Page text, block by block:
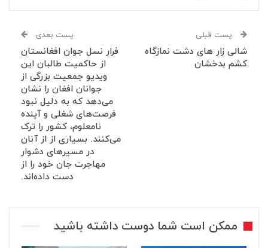
پست قبلی
شالی زار های دشت نمازگاه
کشم بدخشان
پست بعدی
فرار نسل جوان افغانستان
از حاکمیت طالبان این
ویدیو جمعیت بزرگی از
جوانان افغان را نشان
می‌دهد که به دلیل نبود
فرصت‌های شغلی و آینده
نامعلوم، کشور را ترک
می‌کنند. بسیاری از از آنان
در مسیرهای دشوار
مهاجرت جان خود را از
دست داده‌اند.
ممکن است شما دوست داشته باشید